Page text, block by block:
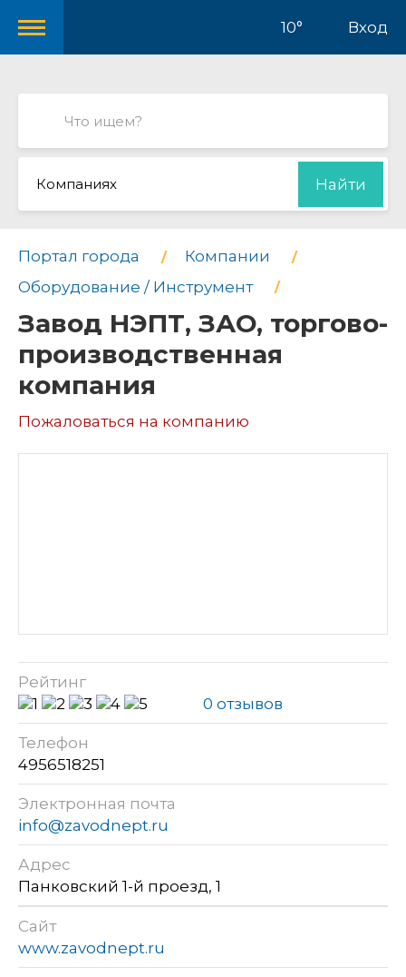
10° Вход
Компаниях Найти
Портал города
Компании
Оборудование / Инструмент
Завод НЭПТ, ЗАО, торгово-
производственная
компания
Пожаловаться на компанию
Рейтинг
0 отзывов
Телефон
4956518251
Электронная почта
info@zavodnept.ru
Адрес
Панковский 1-й проезд, 1
Сайт
www.zavodnept.ru